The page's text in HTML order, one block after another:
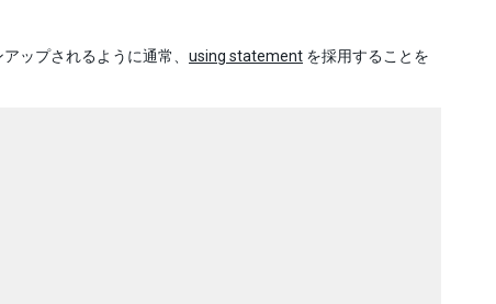
ップされるように通常、 using statement を採用することを